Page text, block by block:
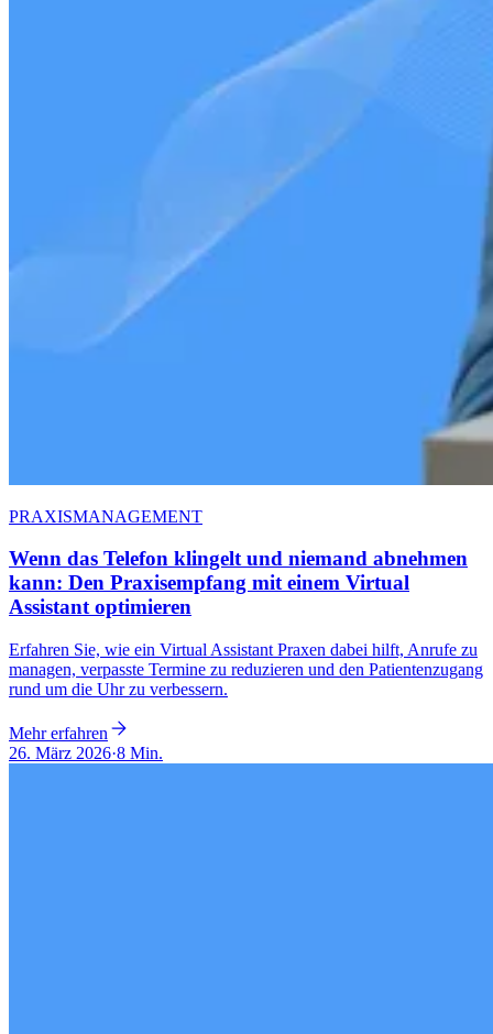
PRAXISMANAGEMENT
Wenn das Telefon klingelt und niemand abnehmen
kann: Den Praxisempfang mit einem Virtual
Assistant optimieren
Erfahren Sie, wie ein Virtual Assistant Praxen dabei hilft, Anrufe zu
managen, verpasste Termine zu reduzieren und den Patientenzugang
rund um die Uhr zu verbessern.
Mehr erfahren
26. März 2026·8 Min.